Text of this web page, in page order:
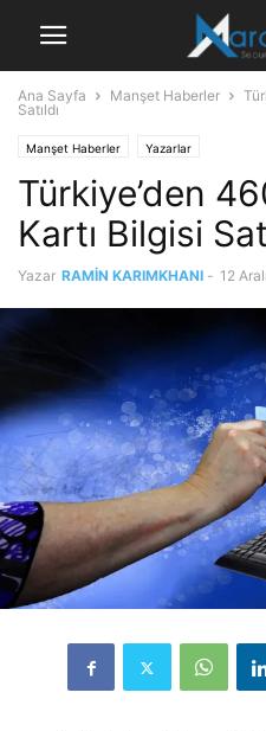
Ana Sayfa Manşet Haberler
Satıldı
Manşet Haberler Yazarlar
Türkiye’den
Kartı Bilgisi
Yazar RAMİN KARIMKHANI - 12